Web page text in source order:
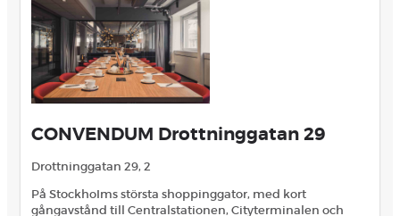
CONVENDUM Drottninggatan 29
Drottninggatan 29, 2
På StockhoIms största shoppinggator, med kort
gångavstånd till Centralstationen, Cityterminalen och